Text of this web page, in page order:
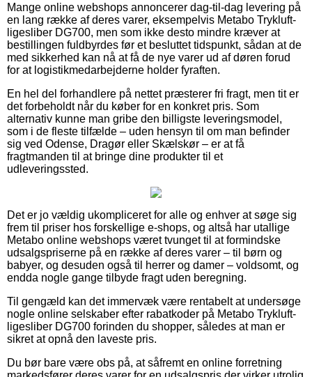
Mange online webshops annoncerer dag-til-dag levering på
en lang række af deres varer, eksempelvis Metabo Trykluft-
ligesliber DG700, men som ikke desto mindre kræver at
bestillingen fuldbyrdes før et besluttet tidspunkt, sådan at de
med sikkerhed kan nå at få de nye varer ud af døren forud
for at logistikmedarbejderne holder fyraften.
En hel del forhandlere på nettet præsterer fri fragt, men tit er
det forbeholdt når du køber for en konkret pris. Som
alternativ kunne man gribe den billigste leveringsmodel,
som i de fleste tilfælde – uden hensyn til om man befinder
sig ved Odense, Dragør eller Skælskør – er at få
fragtmanden til at bringe dine produkter til et
udleveringssted.
Det er jo vældig ukompliceret for alle og enhver at søge sig
frem til priser hos forskellige e-shops, og altså har utallige
Metabo online webshops været tvunget til at formindske
udsalgspriserne på en række af deres varer – til børn og
babyer, og desuden også til herrer og damer – voldsomt, og
endda nogle gange tilbyde fragt uden beregning.
Til gengæld kan det immervæk være rentabelt at undersøge
nogle online selskaber efter rabatkoder på Metabo Trykluft-
ligesliber DG700 forinden du shopper, således at man er
sikret at opnå den laveste pris.
Du bør bare være obs på, at såfremt en online forretning